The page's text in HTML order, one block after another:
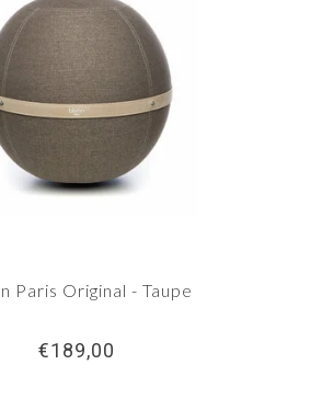
Paris Original - Taupe
€189,00